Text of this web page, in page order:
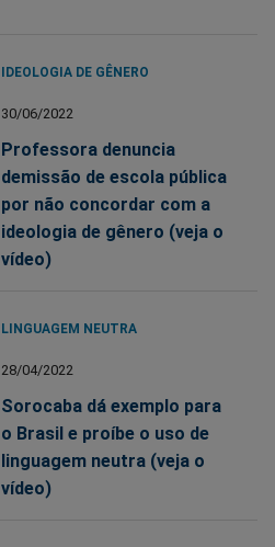
IDEOLOGIA DE GÊNERO
30/06/2022
Professora denuncia
demissão de escola pública
por não concordar com a
ideologia de gênero (veja o
vídeo)
LINGUAGEM NEUTRA
28/04/2022
Sorocaba dá exemplo para
o Brasil e proíbe o uso de
linguagem neutra (veja o
vídeo)